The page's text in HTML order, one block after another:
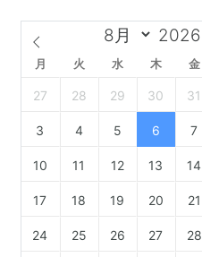
月 火 水 木 金
27 28 29 30 31
3 4 5 6 7
10 11 12 13 14
17 18 19 20 21
24 25 26 27 28